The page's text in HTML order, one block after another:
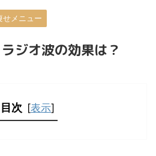
せメニュー
ジオ波の効果は？
目次 [表示]